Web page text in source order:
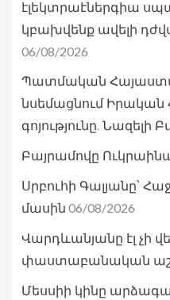
էլեկտրաէներգիա
կբախվենք ավելի
06/08/2026
Պատմական
նսեմացնում
գոյությունը.
Բայրամովը
Սրբուհի Գալյանը՝
մասին 06/08/2026
Վարդևանյանը էլ չի
փաստաբանական
Մեսսիի կինը